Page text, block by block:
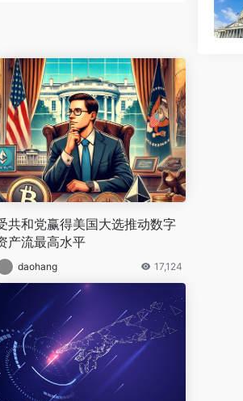
共和党赢得美国大选推动数字
产流最高水平
daohang 17,124